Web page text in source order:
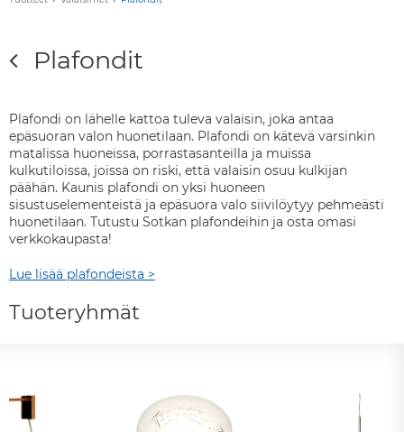
Plafondit
Plafondi on lähelle kattoa tuleva valaisin, joka antaa
epäsuoran valon huonetilaan. Plafondi on kätevä varsinkin
matalissa huoneissa, porrastasanteilla ja muissa
kulkutiloissa, joissa on riski, että valaisin osuu kulkijan
päähän. Kaunis plafondi on yksi huoneen
sisustuselementeistä ja epäsuora valo siivilöytyy pehmeästi
huonetilaan. Tutustu Sotkan plafondeihin ja osta omasi
verkkokaupasta!
Lue lisää plafondeista >
Tuoteryhmät